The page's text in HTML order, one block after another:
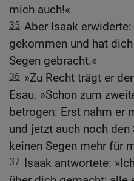
mich auch!«
35 Aber Isaak
gekommen und hat
Segen gebracht.«
36 »Zu Recht trägt er
Esau. »Schon zum
betrogen: Erst nahm er
und jetzt auch noch den
keinen Segen mehr für
37 Isaak antwortete: